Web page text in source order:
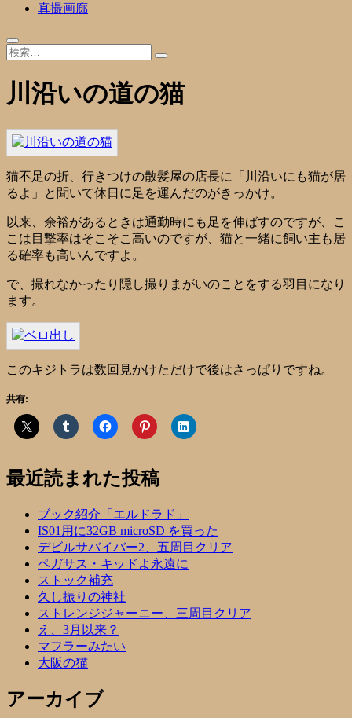
真撮画廊
川沿いの道の猫
猫不足の折、行きつけの散髪屋の店長に「川沿いにも猫が居
るよ」と聞いて休日に足を運んだのがきっかけ。
以来、余裕があるときは通勤時にも足を伸ばすのですが、こ
こは目撃率はそこそこ高いのですが、猫と一緒に飼い主も居
る確率も高いんですよ。
で、撮れなかったり隠し撮りまがいのことをする羽目になり
ます。
このキジトラは数回見かけただけで後はさっぱりですね。
共有:
最近読まれた投稿
ブック紹介「エルドラド」
IS01用に32GB microSD を買った
デビルサバイバー2、五周目クリア
ペガサス・キッドよ永遠に
ストック補充
久し振りの神社
ストレンジジャーニー、三周目クリア
え、3月以来？
マフラーみたい
大阪の猫
アーカイブ